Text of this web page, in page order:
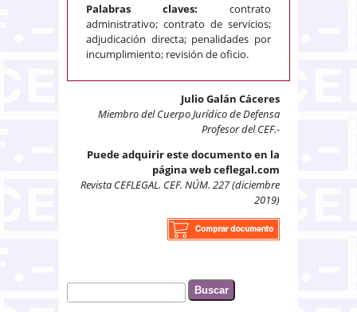
Palabras claves: contrato
administrativo; contrato de servicios;
adjudicación directa; penalidades por
incumplimiento; revisión de oficio.
Julio Galán Cáceres
Miembro del Cuerpo Jurídico de Defensa
Profesor del CEF.-
Puede adquirir este documento en la
página web ceflegal.com
Revista CEFLEGAL. CEF. NÚM. 227 (diciembre
2019)
Formulario de búsqueda
Buscar